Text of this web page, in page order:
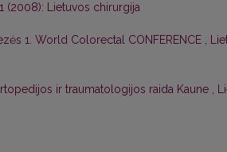
(2008): Lietuvos chirurgija
1. World Colorectal CONFERENCE ,
ir traumatologijos raida Kaune ,